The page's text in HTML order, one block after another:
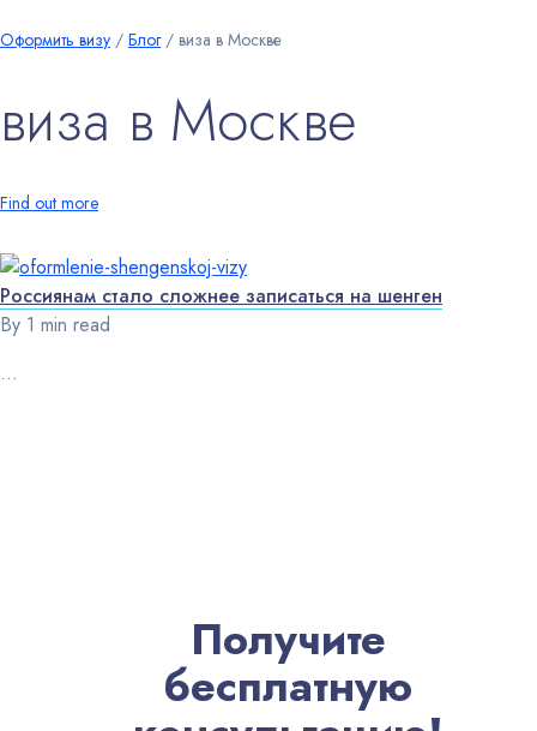
Оформить визу ∕ Блог∕ виза в Москве
виза в Москве
Find out more
Россиянам стало сложнее записаться на шенген
By 1 min read
...
Получите
бесплатную